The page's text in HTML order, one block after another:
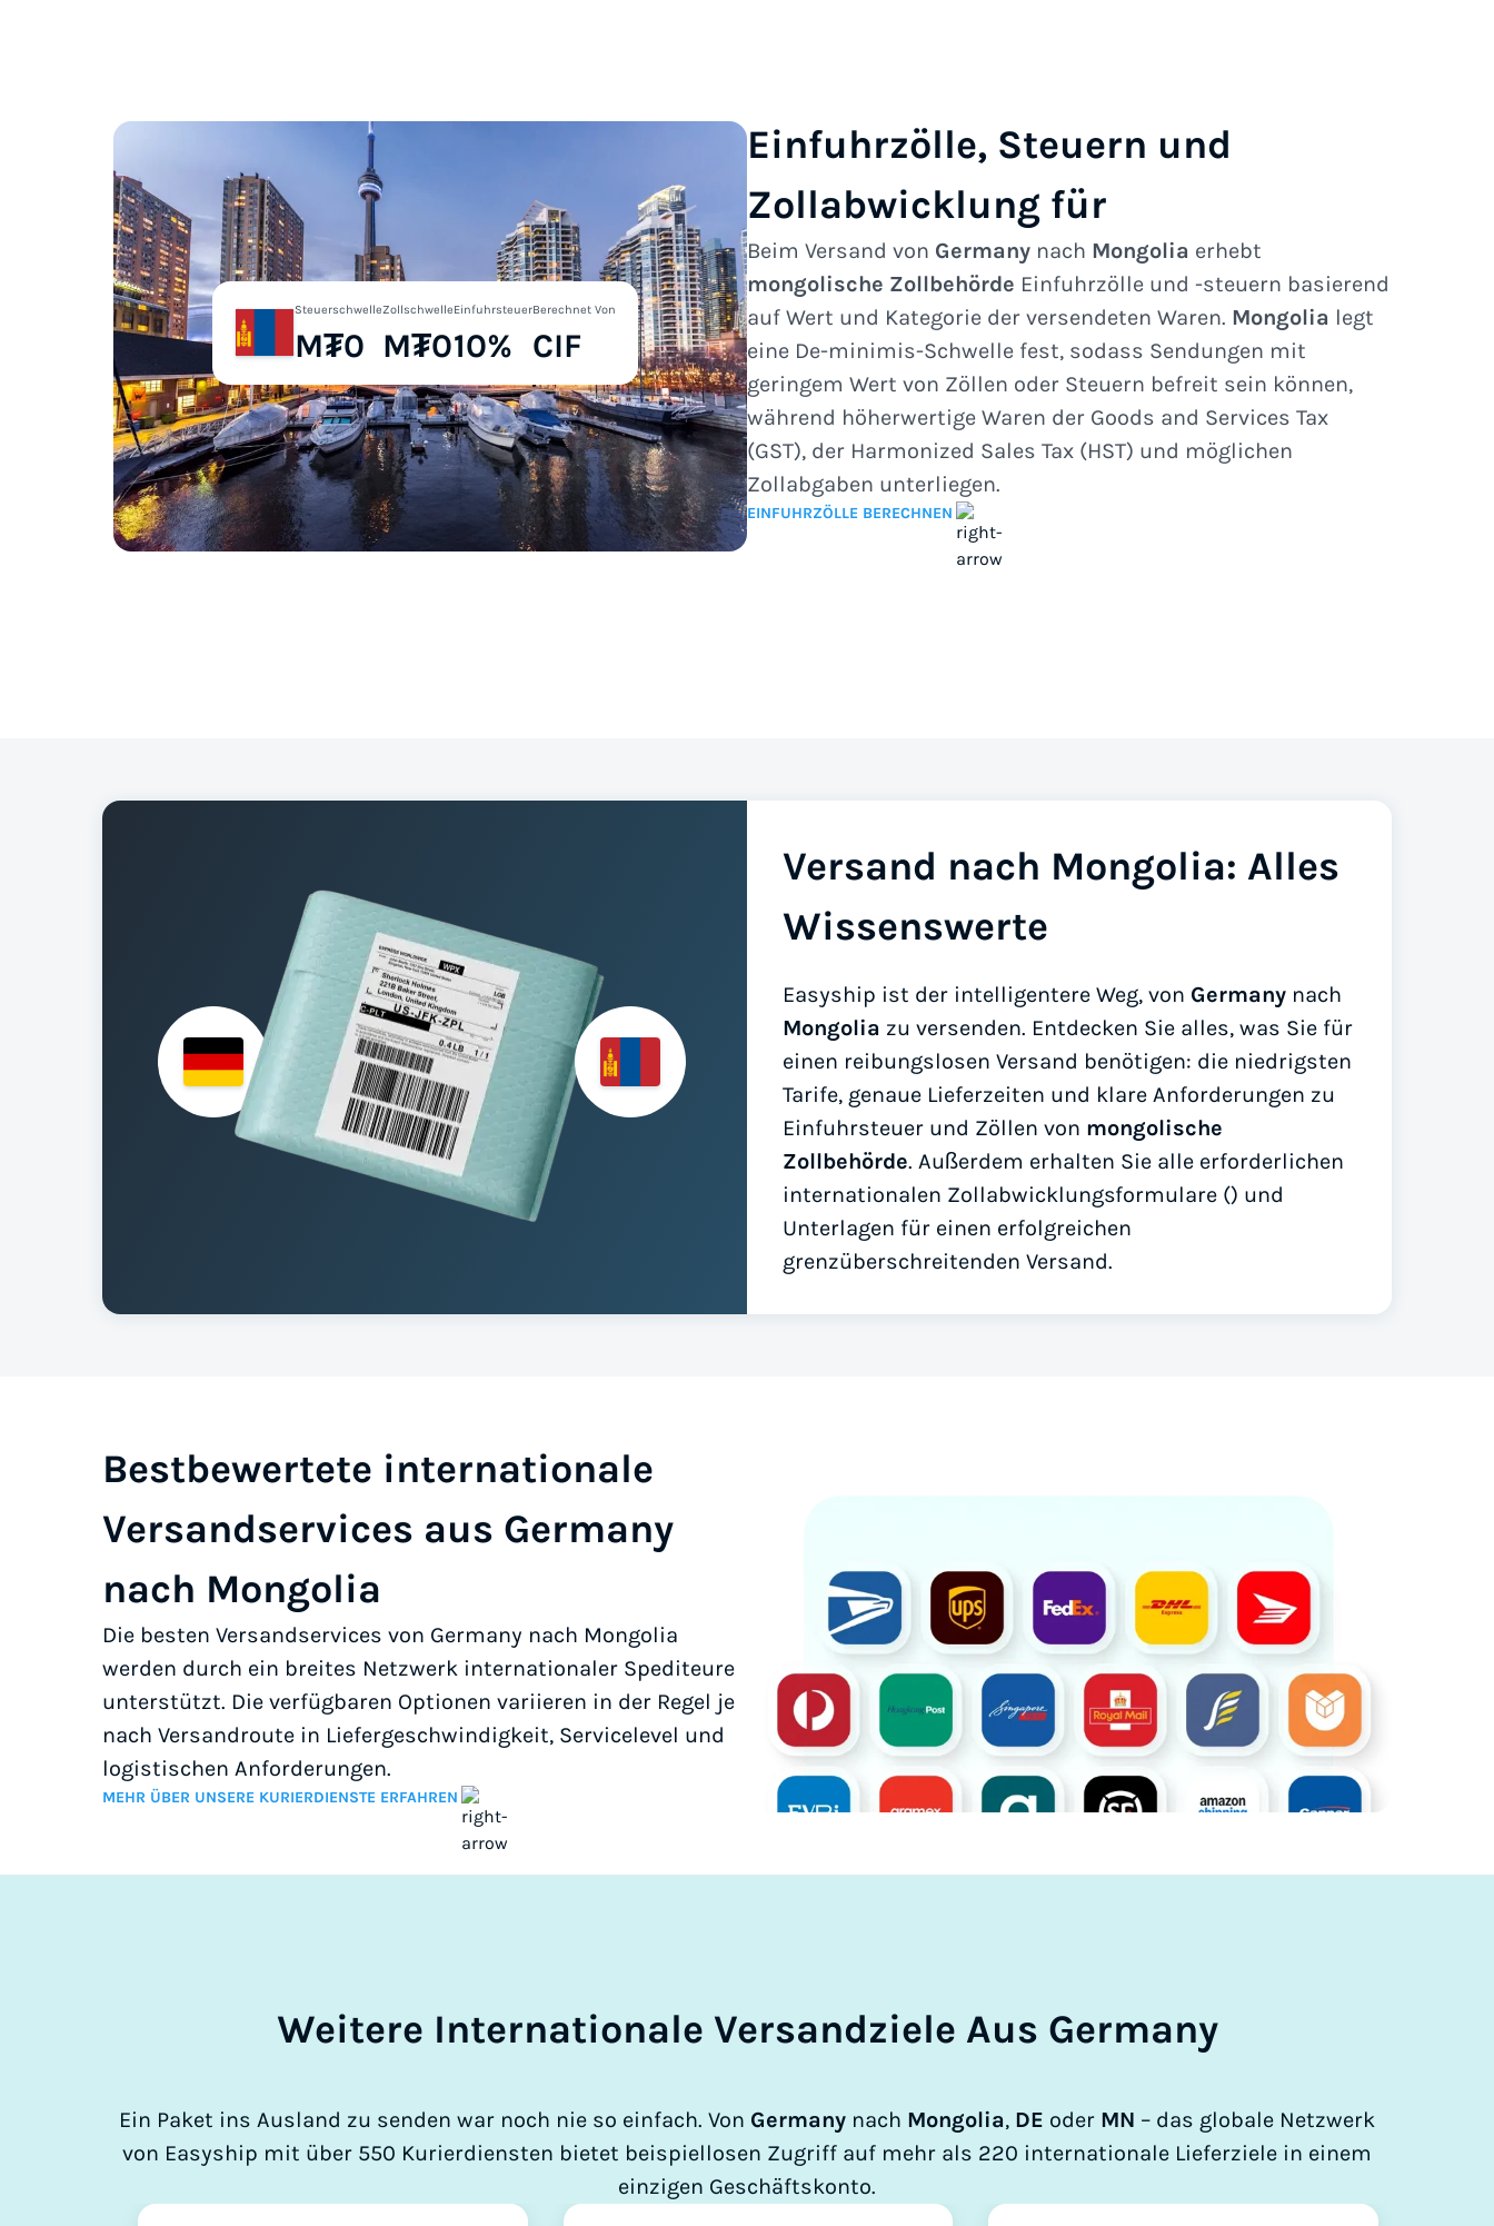
Steuerschwelle
M₮0
Zollschwelle
M₮0
Einfuhrsteuer
10%
Berechnet Von
CIF
Einfuhrzölle, Steuern und
Zollabwicklung für
Beim Versand von Germany nach Mongolia erhebt
mongolische Zollbehörde Einfuhrzölle und -steuern basierend
auf Wert und Kategorie der versendeten Waren. Mongolia legt
eine De-minimis-Schwelle fest, sodass Sendungen mit
geringem Wert von Zöllen oder Steuern befreit sein können,
während höherwertige Waren der Goods and Services Tax
(GST), der Harmonized Sales Tax (HST) und möglichen
Zollabgaben unterliegen.
EINFUHRZÖLLE BERECHNEN
Versand nach Mongolia: Alles
Wissenswerte
Easyship ist der intelligentere Weg, von Germany nach
Mongolia zu versenden. Entdecken Sie alles, was Sie für
einen reibungslosen Versand benötigen: die niedrigsten
Tarife, genaue Lieferzeiten und klare Anforderungen zu
Einfuhrsteuer und Zöllen von mongolische
Zollbehörde. Außerdem erhalten Sie alle erforderlichen
internationalen Zollabwicklungsformulare () und
Unterlagen für einen erfolgreichen
grenzüberschreitenden Versand.
Bestbewertete internationale
Versandservices aus Germany
nach Mongolia
Die besten Versandservices von Germany nach Mongolia
werden durch ein breites Netzwerk internationaler Spediteure
unterstützt. Die verfügbaren Optionen variieren in der Regel je
nach Versandroute in Liefergeschwindigkeit, Servicelevel und
logistischen Anforderungen.
MEHR ÜBER UNSERE KURIERDIENSTE ERFAHREN
Weitere Internationale Versandziele Aus Germany
Ein Paket ins Ausland zu senden war noch nie so einfach. Von Germany nach Mongolia, DE oder MN – das globale Netzwerk
von Easyship mit über 550 Kurierdiensten bietet beispiellosen Zugriff auf mehr als 220 internationale Lieferziele in einem
einzigen Geschäftskonto.